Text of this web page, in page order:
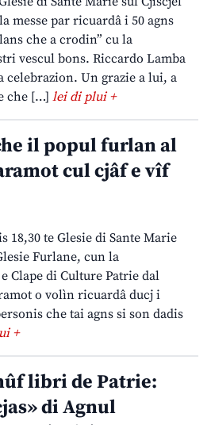
messe par ricuardâ i 50 agns
che a crodin” cu la
vescul bons. Riccardo Lamba
celebrazion. Un grazie a lui, a
che […] lei di plui +
il popul furlan al
cul cjâf e vîf
18,30 te Glesie di Sante Marie
Furlane, cun la
Clape di Culture Patrie dal
o volìn ricuardâ ducj i
che tai agns si son dadis
+
libri de Patrie:
di Agnul